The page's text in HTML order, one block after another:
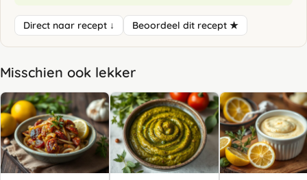
Direct naar recept ↓ Beoordeel dit recept ★
Misschien ook lekker